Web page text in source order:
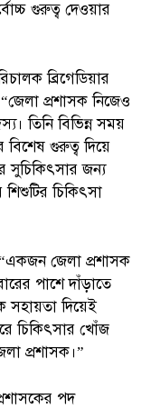
গুরুত্ব দেওয়ার
ব্রিগেডিয়ার
প্রশাসক নিজেও
তিনি বিভিন্ন সময়
গুরুত্ব দিয়ে
জন্য
চিকিৎসা
জেলা প্রশাসক
পাশে দাঁড়াতে
সহায়তা দিয়েই
চিকিৎসার খোঁজ
প্রশাসক।”
পদ